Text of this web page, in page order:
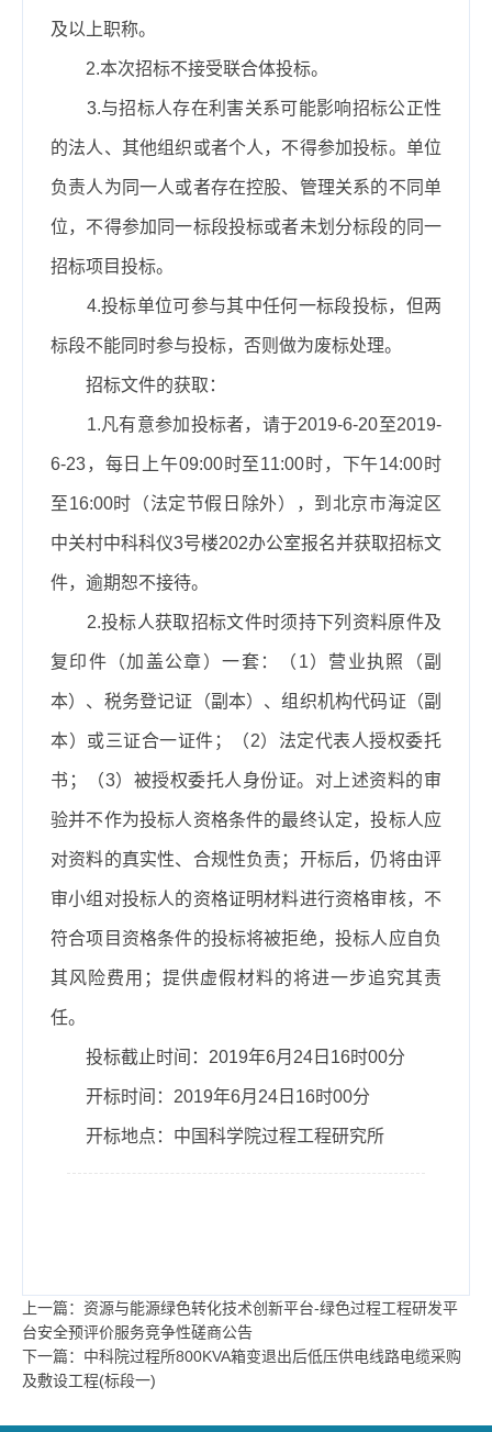
及以上职称。
2.本次招标不接受联合体投标。
3.与招标人存在利害关系可能影响招标公正性
的法人、其他组织或者个人，不得参加投标。单位
负责人为同一人或者存在控股、管理关系的不同单
位，不得参加同一标段投标或者未划分标段的同一
招标项目投标。
4.投标单位可参与其中任何一标段投标，但两
标段不能同时参与投标，否则做为废标处理。
招标文件的获取：
1.凡有意参加投标者，请于2019-6-20至2019-
6-23，每日上午09:00时至11:00时，下午14:00时
至16:00时（法定节假日除外），到北京市海淀区
中关村中科科仪3号楼202办公室报名并获取招标文
件，逾期恕不接待。
2.投标人获取招标文件时须持下列资料原件及
复印件（加盖公章）一套：（1）营业执照（副
本）、税务登记证（副本）、组织机构代码证（副
本）或三证合一证件；（2）法定代表人授权委托
书；（3）被授权委托人身份证。对上述资料的审
验并不作为投标人资格条件的最终认定，投标人应
对资料的真实性、合规性负责；开标后，仍将由评
审小组对投标人的资格证明材料进行资格审核，不
符合项目资格条件的投标将被拒绝，投标人应自负
其风险费用；提供虚假材料的将进一步追究其责
任。
投标截止时间：2019年6月24日16时00分
开标时间：2019年6月24日16时00分
开标地点：中国科学院过程工程研究所
上一篇：资源与能源绿色转化技术创新平台-绿色过程工程研发平
台安全预评价服务竞争性磋商公告
下一篇：中科院过程所800KVA箱变退出后低压供电线路电缆采购
及敷设工程(标段一)